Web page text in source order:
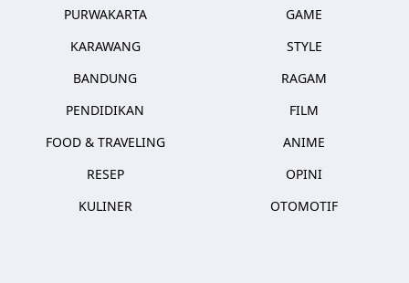
PURWAKARTA
KARAWANG
BANDUNG
PENDIDIKAN
FOOD & TRAVELING
RESEP
KULINER
GAME
STYLE
RAGAM
FILM
ANIME
OPINI
OTOMOTIF